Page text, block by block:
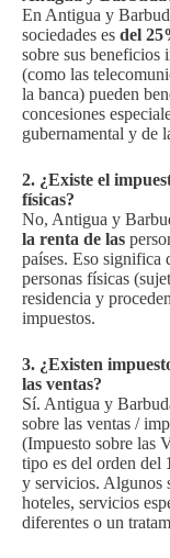
En Antigua y
sociedades es del
sobre sus beneficios
(como las
la banca) pueden
concesiones
gubernamental y de
2. ¿Existe el
físicas?
No, Antigua y
la renta de las
países. Eso significa
personas físicas
residencia y
impuestos.
3. ¿Existen
las ventas?
Sí. Antigua y
sobre las ventas /
(Impuesto sobre las
tipo es del orden del
y servicios. Algunos
hoteles, servicios
diferentes o un